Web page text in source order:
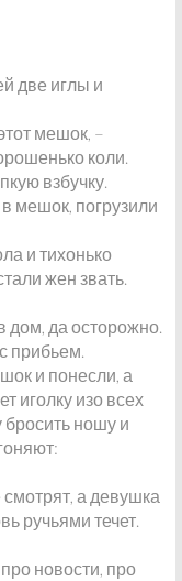
две иглы и
мешок, –
коли.
взбучку.
мешок, погрузили
и тихонько
жен звать.
дом, да осторожно.
прибьем.
и понесли, а
иголку изо всех
ношу и
а девушка
ручьями течет.
новости, про